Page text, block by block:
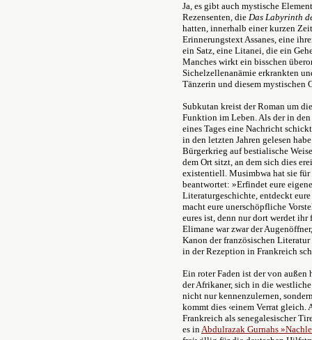
Ja, es gibt auch mystische
Rezensenten, die Das Labyrinth
hatten, innerhalb einer kurzen
Erinnerungstext Assanes, eine
ein Satz, eine Litanei, die ein
Manches wirkt ein bisschen
Sichelzellenanämie erkrankten
Tänzerin und diesem mystischen
Subkutan kreist der Roman um
Funktion im Leben. Als der in
eines Tages eine Nachricht
in den letzten Jahren gelesen
Bürgerkrieg auf bestialische
dem Ort sitzt, an dem sich dies
existentiell. Musimbwa hat sie
beantwortet: »Erfindet eure
Literaturgeschichte, entdeckt
macht eure unerschöpfliche
eures ist, denn nur dort werdet ihr
Elimane war zwar der
Kanon der französischen
in der Rezeption in Frankreich
Ein roter Faden ist der von außen
der Afrikaner, sich in die
nicht nur kennenzulernen,
kommt dies ‹einem Verrat
Frankreich als senegalesischer
es inAbdulrazak Gurnahs